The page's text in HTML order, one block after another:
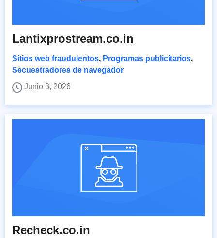
Lantixprostream.co.in
Sitios web fraudulentos, Programas publicitarios,
Secuestradores de navegador
Junio 3, 2026
Recheck.co.in